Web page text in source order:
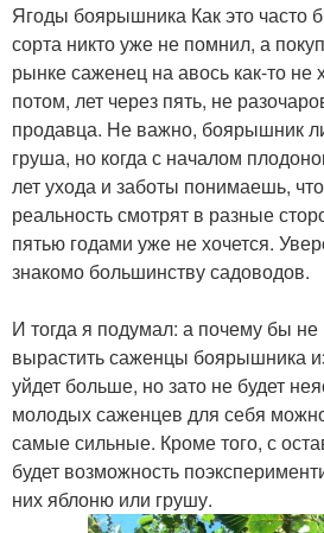
Ягоды боярышника Как это часто
сорта никто уже не помнил, а
рынке саженец на авось как-то не
потом, лет через пять, не
продавца. Не важно, боярышник
груша, но когда с началом
лет ухода и заботы понимаешь,
реальность смотрят в разные
пятью годами уже не хочется.
знакомо большинству садоводов.
И тогда я подумал: а почему бы не
вырастить саженцы боярышника
уйдет больше, но зато не будет
молодых саженцев для себя
самые сильные. Кроме того, с
будет возможность
них яблоню или грушу.